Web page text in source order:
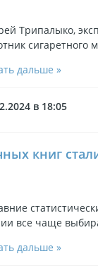
Трипалыко,
сигаретного
дальше »
в 18:05
книг
все чаще
дальше »